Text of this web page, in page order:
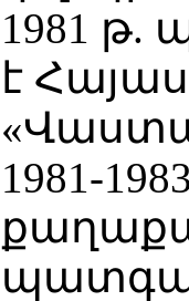
1981
է
1981-